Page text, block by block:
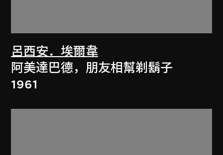
呂西安．埃爾韋
阿美達巴德，朋友相幫剃鬍子
1961